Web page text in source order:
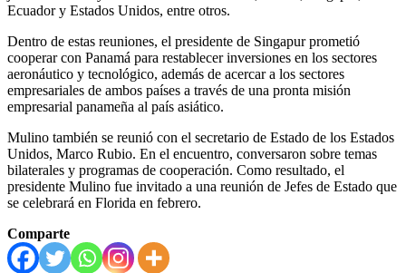
Ecuador y Estados Unidos, entre otros.
Dentro de estas reuniones, el presidente de Singapur prometió
cooperar con Panamá para restablecer inversiones en los sectores
aeronáutico y tecnológico, además de acercar a los sectores
empresariales de ambos países a través de una pronta misión
empresarial panameña al país asiático.
Mulino también se reunió con el secretario de Estado de los Estados
Unidos, Marco Rubio. En el encuentro, conversaron sobre temas
bilaterales y programas de cooperación. Como resultado, el
presidente Mulino fue invitado a una reunión de Jefes de Estado que
se celebrará en Florida en febrero.
Comparte